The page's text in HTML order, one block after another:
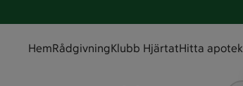
HemRådgivningKlubb HjärtatHitta apotek